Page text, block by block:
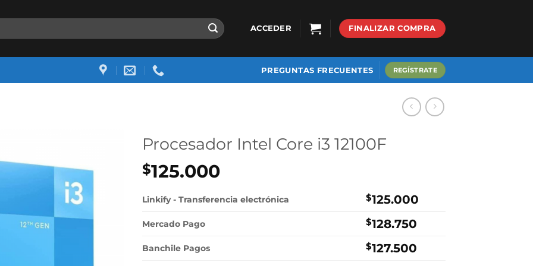
ACCEDER FINALIZAR COMPRA
PREGUNTAS FRECUENTES REGÍSTRATE
Procesador Intel Core i3 12100F
$125.000
Linkify - Transferencia electrónica $125.000
Mercado Pago $128.750
Banchile Pagos $127.500